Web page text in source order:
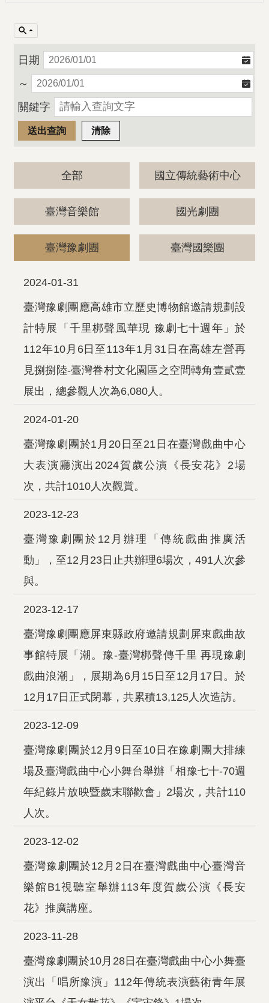
日期
～
關鍵字
全部 國立傳統藝術中心
臺灣音樂館 國光劇團
臺灣豫劇團 臺灣國樂團
2024-01-31
臺灣豫劇團應高雄市立歷史博物館邀請規劃設
計特展「千里梆聲風華現 豫劇七十週年」於
112年10月6日至113年1月31日在高雄左營再
見捌捌陸-臺灣眷村文化園區之空間轉角壹貳壹
展出，總參觀人次為6,080人。
2024-01-20
臺灣豫劇團於1月20日至21日在臺灣戲曲中心
大表演廳演出2024賀歲公演《長安花》2場
次，共計1010人次觀賞。
2023-12-23
臺灣豫劇團於12月辦理「傳統戲曲推廣活
動」，至12月23日止共辦理6場次，491人次參
與。
2023-12-17
臺灣豫劇團應屏東縣政府邀請規劃屏東戲曲故
事館特展「潮。豫-臺灣梆聲傳千里 再現豫劇
戲曲浪潮」，展期為6月15日至12月17日。於
12月17日正式閉幕，共累積13,125人次造訪。
2023-12-09
臺灣豫劇團於12月9日至10日在豫劇團大排練
場及臺灣戲曲中心小舞台舉辦「相豫七十-70週
年紀錄片放映暨歲末聯歡會」2場次，共計110
人次。
2023-12-02
臺灣豫劇團於12月2日在臺灣戲曲中心臺灣音
樂館B1視聽室舉辦113年度賀歲公演《長安
花》推廣講座。
2023-11-28
臺灣豫劇團於10月28日在臺灣戲曲中心小舞臺
演出「唱所豫演」112年傳統表演藝術青年展